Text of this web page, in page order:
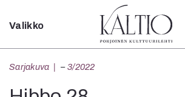
Sulje
Valikko
Sarjakuva –3/2022